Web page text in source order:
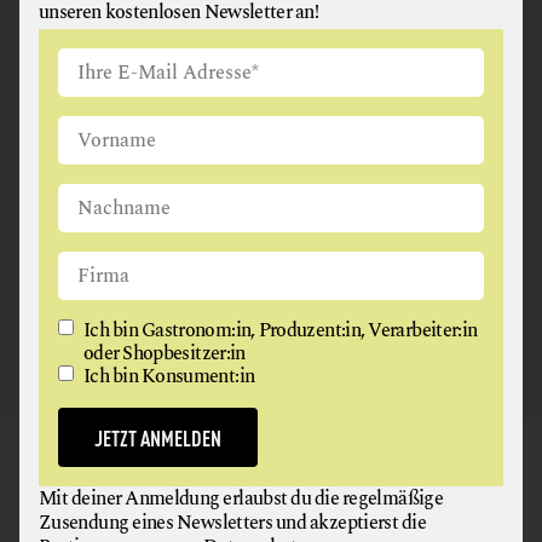
ANGUS & ARTHUR
FLEISCH + FLEISCHERZEUGNISSE
2326 Maria Lanzendorf
GAUMEN HOCH
NEWSLETTER
unseren kostenlosen Newsletter an!
Ich bin Gastronom:in, Produzent:in, Verarbeiter:in
oder Shopbesitzer:in
Ich bin Konsument:in
JETZT ANMELDEN
Mit deiner Anmeldung erlaubst du die regelmäßige
Zusendung eines Newsletters und akzeptierst die